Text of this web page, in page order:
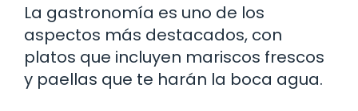
La gastronomía es uno de los
aspectos más destacados, con
platos que incluyen mariscos frescos
y paellas que te harán la boca agua.